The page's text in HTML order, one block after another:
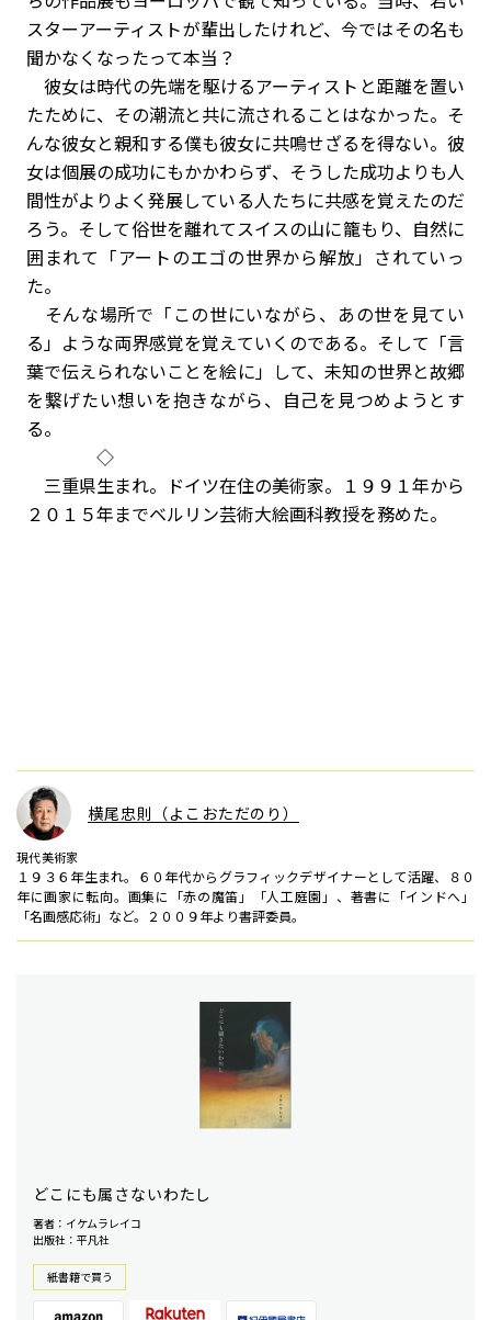
スターアーティストが輩出したけれど、今ではその名も
聞かなくなったって本当？
彼女は時代の先端を駆けるアーティストと距離を置い
たために、その潮流と共に流されることはなかった。そ
んな彼女と親和する僕も彼女に共鳴せざるを得ない。彼
女は個展の成功にもかかわらず、そうした成功よりも人
間性がよりよく発展している人たちに共感を覚えたのだ
ろう。そして俗世を離れてスイスの山に籠もり、自然に
囲まれて「アートのエゴの世界から解放」されていっ
た。
そんな場所で「この世にいながら、あの世を見てい
る」ような両界感覚を覚えていくのである。そして「言
葉で伝えられないことを絵に」して、未知の世界と故郷
を繋げたい想いを抱きながら、自己を見つめようとす
る。
◇
三重県生まれ。ドイツ在住の美術家。１９９１年から
２０１５年までベルリン芸術大絵画科教授を務めた。
横尾忠則（よこおただのり）
現代美術家
１９３６年生まれ。６０年代からグラフィックデザイナーとして活躍、８０
年に画家に転向。画集に「赤の魔笛」「人工庭園」、著書に「インドへ」
「名画感応術」など。２００９年より書評委員。
どこにも属さないわたし
著者：イケムラレイコ
出版社：平凡社
紙書籍で買う